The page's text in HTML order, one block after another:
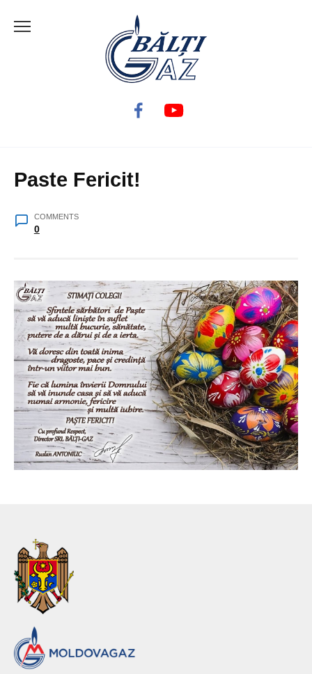
Paste Fericit!
COMMENTS
0